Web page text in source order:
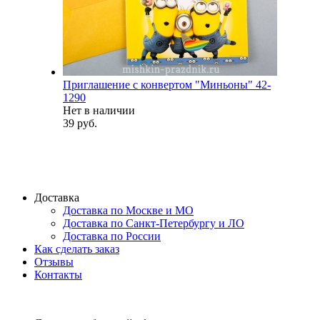
Приглашение с конвертом "Миньоны" 42-
1290
Нет в наличии
39 руб.
Доставка
Доставка по Москве и МО
Доставка по Санкт-Петербургу и ЛО
Доставка по России
Как сделать заказ
Отзывы
Контакты